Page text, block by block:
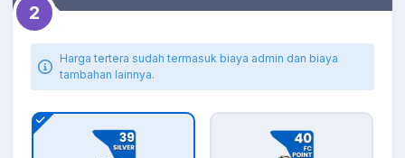
2
Harga tertera sudah termasuk biaya admin dan biaya
tambahan lainnya.